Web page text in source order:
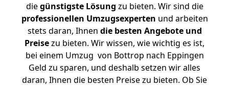
diegünstigste Lösung zu bieten. Wir sind die
professionellen Umzugsexperten und arbeiten
stets daran, Ihnen die besten Angebote und
Preisezu bieten. Wir wissen, wie wichtig es ist,
bei einem Umzug von Bottrop nach Eppingen
Geld zu sparen, und deshalb setzen wir alles
daran, Ihnen die besten Preise zu bieten. Ob Sie